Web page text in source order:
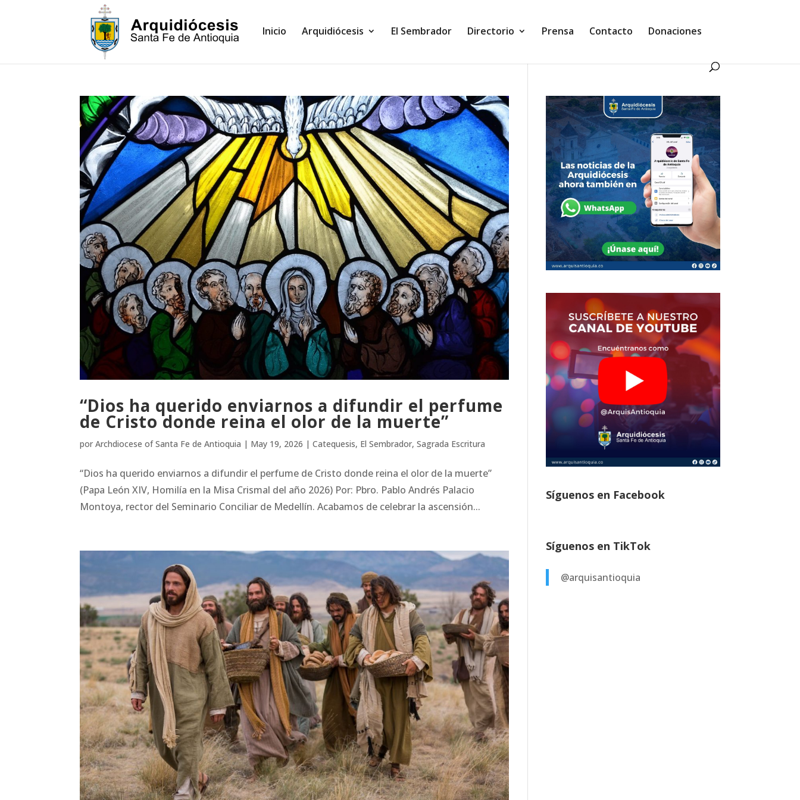
Inicio Arquidiócesis El Sembrador Directorio Prensa Contacto Donaciones
“Dios ha querido enviarnos a difundir el perfume
de Cristo donde reina el olor de la muerte”
porArchdiocese of Santa Fe de Antioquia | May 19, 2026 |Catequesis, El Sembrador,Sagrada Escritura
“Dios ha querido enviarnos a difundir el perfume de Cristo donde reina el olor de la muerte”
(Papa León XIV, Homilía en la Misa Crismal del año 2026) Por: Pbro. Pablo Andrés Palacio
Montoya, rector del Seminario Conciliar de Medellín. Acabamos de celebrar la ascensión...
Síguenos en Facebook
Síguenos en TikTok
@arquisantioquia